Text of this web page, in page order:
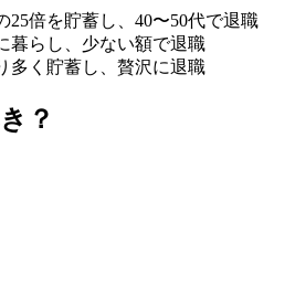
25倍を貯蓄し、40〜50代で退職
暮らし、少ない額で退職
多く貯蓄し、贅沢に退職
？